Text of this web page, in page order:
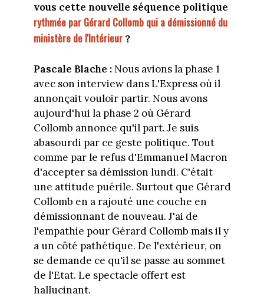
vous cette nouvelle séquence politique
rythmée par Gérard Collomb qui a démissionné du
ministère de l'Intérieur?
Pascale Blache :Nous avions la phase 1
avec son interview dans L'Express où il
annonçait vouloir partir. Nous avons
aujourd'hui la phase 2 où Gérard
Collomb annonce qu'il part. Je suis
abasourdi par ce geste politique. Tout
comme par le refus d'Emmanuel Macron
d'accepter sa démission lundi. C'était
une attitude puérile. Surtout que Gérard
Collomb en a rajouté une couche en
démissionnant de nouveau. J'ai de
l'empathie pour Gérard Collomb mais il y
a un côté pathétique. De l'extérieur, on
se demande ce qu'il se passe au sommet
de l'Etat. Le spectacle offert est
hallucinant.